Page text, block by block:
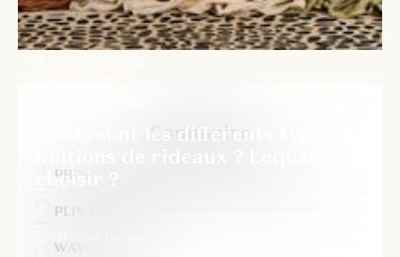
Quels sont les différents types de
choisir ?
Sommaire
PRINCIPALES FINITIONS DE RIDEAU
PLIS FLAMANDS
WAVE